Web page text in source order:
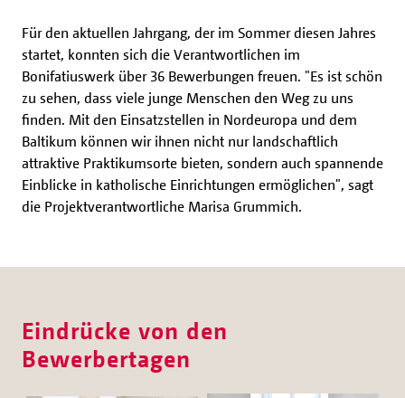
Für den aktuellen Jahrgang, der im Sommer diesen Jahres
startet, konnten sich die Verantwortlichen im
Bonifatiuswerk über 36 Bewerbungen freuen. "Es ist schön
zu sehen, dass viele junge Menschen den Weg zu uns
finden. Mit den Einsatzstellen in Nordeuropa und dem
Baltikum können wir ihnen nicht nur landschaftlich
attraktive Praktikumsorte bieten, sondern auch spannende
Einblicke in katholische Einrichtungen ermöglichen", sagt
die Projektverantwortliche Marisa Grummich.
Eindrücke von den
Bewerbertagen